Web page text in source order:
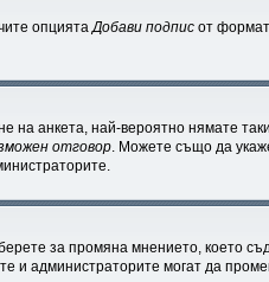
опциятаДобави подпис от
анкета, най-вероятно нямате
отговор. Можете също да
за промяна мнението, което
и администраторите могат да